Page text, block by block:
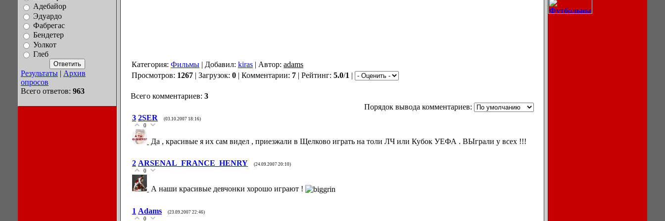
Адебайор
Эдуардо
Фабрегас
Бендетер
Уолкот
Глеб
Результаты | Архив
опросов
Всего ответов: 963
Категория: Фильмы | Добавил: kiras | Автор: adams
Просмотров: 1267 | Загрузок: 0 | Комментарии: 7 | Рейтинг: 5.0/1 |
Всего комментариев: 3
Порядок вывода комментариев:
3 2SER (03.10.2007 18:16)
0
Да , красивые я их сам видел , приезжали в Щелково играть на толи ЛЧ или Кубок УЕФА . ВЫграли у всех !!!
2 ARSENAL_FRANCE_HENRY (24.09.2007 20:10)
0
А наши красивые девчонки хорошо играют !
1 Adams (23.09.2007 22:46)
0